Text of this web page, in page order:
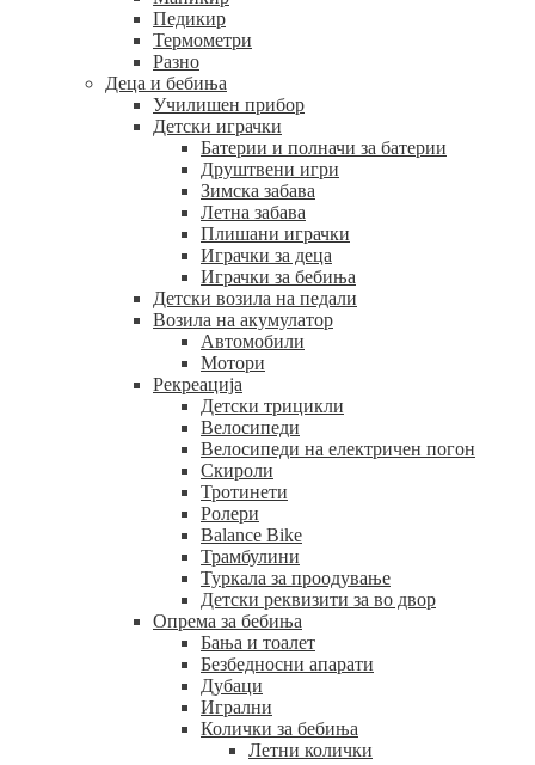
Педикир
Термометри
Разно
Деца и бебиња
Училишен прибор
Детски играчки
Батерии и полначи за батерии
Друштвени игри
Зимска забава
Летна забава
Плишани играчки
Играчки за деца
Играчки за бебиња
Детски возила на педали
Возила на акумулатор
Автомобили
Мотори
Рекреација
Детски трицикли
Велосипеди
Велосипеди на електричен погон
Скироли
Тротинети
Ролери
Balance Bike
Трамбулини
Туркала за проодување
Детски реквизити за во двор
Опрема за бебиња
Бања и тоалет
Безбедносни апарати
Дубаци
Игрални
Колички за бебиња
Летни колички